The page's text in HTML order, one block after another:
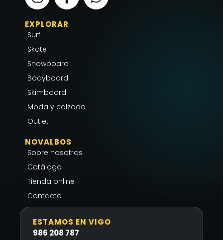
s
t
a
g
r
a
m
c
e
o
k
f
a
EXPLORAR
Surf
Skate
Snowboard
Bodyboard
Skimboard
Moda y calzado
Outlet
NOVALBOS
Sobre nosotros
Catálogo
Tienda online
Contacto
ESTAMOS EN VIGO
986 208 787